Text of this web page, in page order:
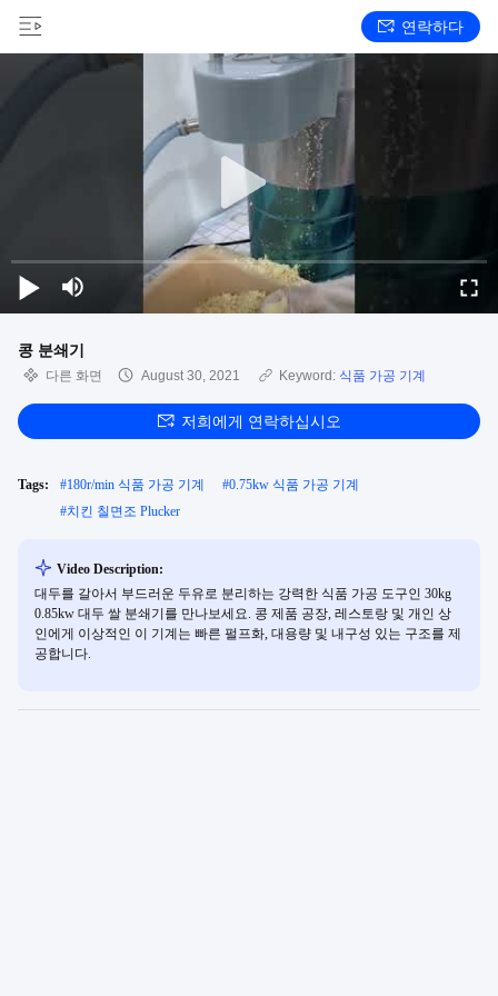
연락하다
콩 분쇄기
다른 화면 August 30, 2021 Keyword: 식품 가공 기계
저희에게 연락하십시오
Tags: #180r/min 식품 가공 기계 #0.75kw 식품 가공 기계
#치킨 칠면조 Plucker
Video Description:
대두를 갈아서 부드러운 두유로 분리하는 강력한 식품 가공 도구인 30kg
0.85kw 대두 쌀 분쇄기를 만나보세요. 콩 제품 공장, 레스토랑 및 개인 상
인에게 이상적인 이 기계는 빠른 펄프화, 대용량 및 내구성 있는 구조를 제
공합니다.